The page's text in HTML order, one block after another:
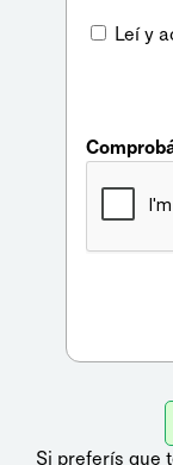
Leí y
Si preferís que